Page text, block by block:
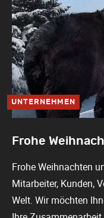
UNTERNEHMEN
Frohe
Frohe Weihnachten
Mitarbeiter, Kunden,
Welt. Wir möchten